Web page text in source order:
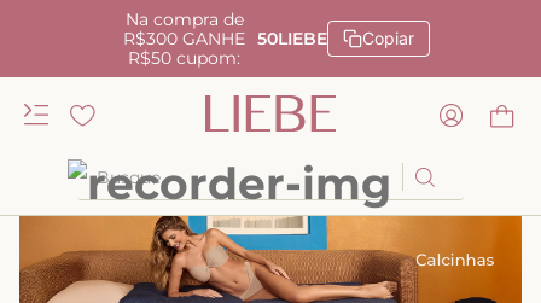
Na compra de
R$300 GANHE
R$50 cupom:
50LIEBE Copiar
Busque
TERMOS MAIS BUSCADOS
kiss me